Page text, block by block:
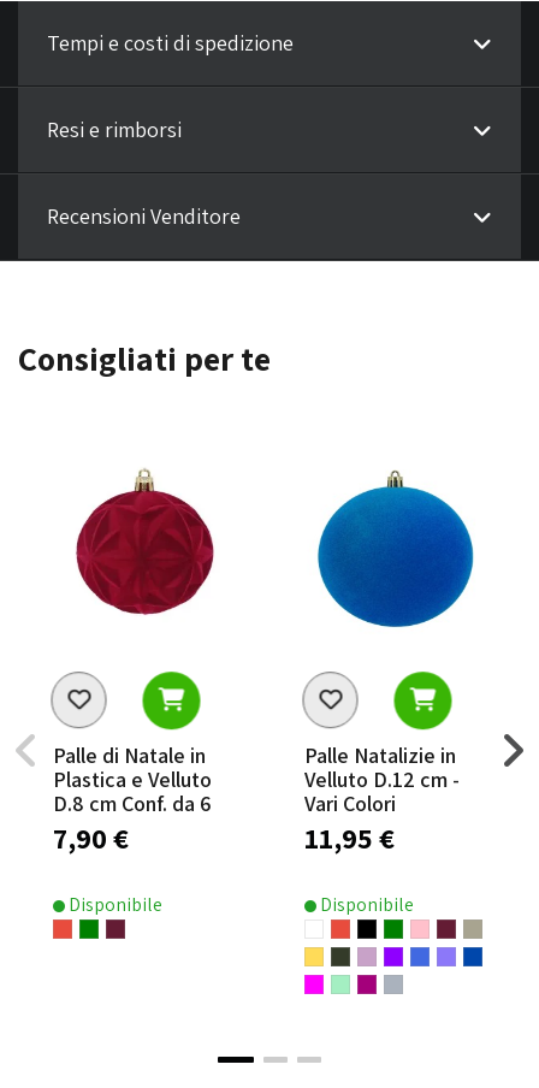
Tempi e costi di spedizione
Resi e rimborsi
Recensioni Venditore
Consigliati per te
Palle di Natale in
Plastica e Velluto
D.8 cm Conf. da 6
Pz
7,90 €
Disponibile
Palle Natalizie in
Velluto D.12 cm -
Vari Colori
11,95 €
Disponibile